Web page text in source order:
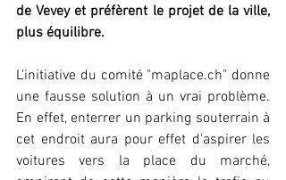
de Vevey et préfèrent le projet de la ville,
plus équilibre.
L'initiative du comité "maplace.ch" donne
une fausse solution à un vrai problème.
En effet, enterrer un parking souterrain à
cet endroit aura pour effet d'aspirer les
voitures vers la place du marché,